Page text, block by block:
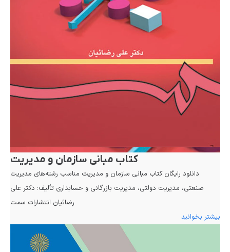
کتاب مبانی سازمان و مدیریت
دانلود رایگان کتاب مبانی سازمان و مدیریت مناسب رشته‌های مدیریت
صنعتی، مدیریت دولتی، مدیریت بازرگانی و حسابداری تألیف: دکتر علی
رضائیان انتشارات سمت
بیشتر بخوانید